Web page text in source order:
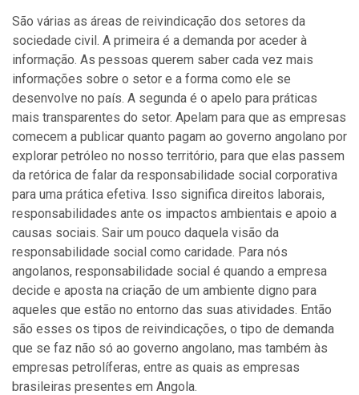
São várias as áreas de reivindicação dos setores da
sociedade civil. A primeira é a demanda por aceder à
informação. As pessoas querem saber cada vez mais
informações sobre o setor e a forma como ele se
desenvolve no país. A segunda é o apelo para práticas
mais transparentes do setor. Apelam para que as empresas
comecem a publicar quanto pagam ao governo angolano por
explorar petróleo no nosso território, para que elas passem
da retórica de falar da responsabilidade social corporativa
para uma prática efetiva. Isso significa direitos laborais,
responsabilidades ante os impactos ambientais e apoio a
causas sociais. Sair um pouco daquela visão da
responsabilidade social como caridade. Para nós
angolanos, responsabilidade social é quando a empresa
decide e aposta na criação de um ambiente digno para
aqueles que estão no entorno das suas atividades. Então
são esses os tipos de reivindicações, o tipo de demanda
que se faz não só ao governo angolano, mas também às
empresas petrolíferas, entre as quais as empresas
brasileiras presentes em Angola.